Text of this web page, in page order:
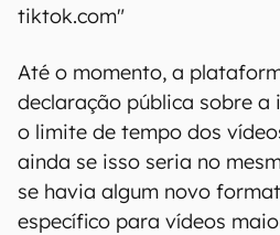
tiktok.com"
Até o momento, a
declaração pública sobre a
o limite de tempo dos
ainda se isso seria no
se havia algum novo
específico para vídeos